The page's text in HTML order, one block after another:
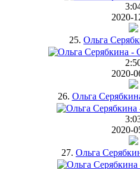
2020-
25. Ольга
2020-
26. Ольга
2020-
27. Ольга